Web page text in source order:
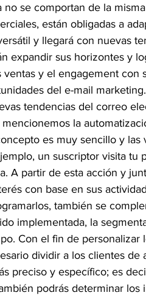
no se comportan de la
están obligadas a
y llegará con nuevas
expandir sus horizontes y
ventas y el engagement con
del e-mail
tendencias del correo
mencionemos la
es muy sencillo y las
un suscriptor visita
A partir de esta acción y
con base en sus
también se
implementada, la
Con el fin de
dividir a los clientes
preciso y específico; es
podrás determinar